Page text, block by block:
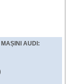
AUDI: